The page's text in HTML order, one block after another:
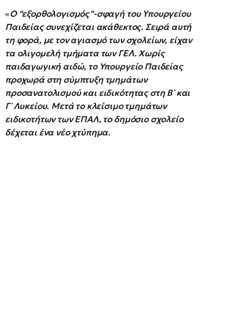
«Ο "εξορθολογισμός"-σφαγή του Υπουργείου
Παιδείας συνεχίζεται ακάθεκτος. Σειρά αυτή
τη φορά, με τον αγιασμό των σχολείων, είχαν
τα ολιγομελή τμήματα των ΓΕΛ. Χωρίς
παιδαγωγική αιδώ, το Υπουργείο Παιδείας
προχωρά στη σύμπτυξη τμημάτων
προσανατολισμού και ειδικότητας στη Β΄ και
Γ΄ Λυκείου. Μετά το κλείσιμο τμημάτων
ειδικοτήτων των ΕΠΑΛ, το δημόσιο σχολείο
δέχεται ένα νέο χτύπημα.